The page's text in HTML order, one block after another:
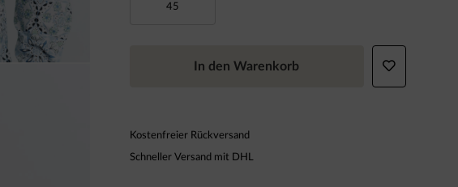
45
In den Warenkorb
Kostenfreier Rückversand
Schneller Versand mit DHL